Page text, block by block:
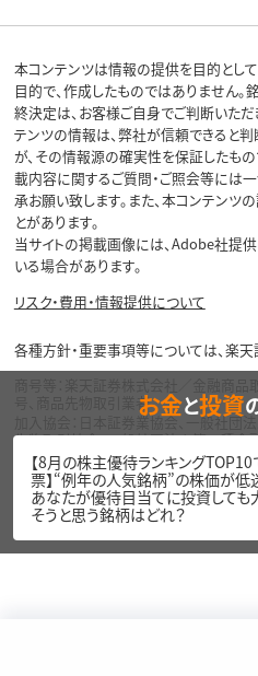
本コンテンツは情報の提供を目的とし
目的で、作成したものではありません
終決定は、お客様ご自身でご判断いただ
テンツの情報は、弊社が信頼できると
が、その情報源の確実性を保証したも
載内容に関するご質問・ご照会等には
承お願い致します。また、本コンテンツ
とがあります。
当サイトの掲載画像には、Adobe社提
いる場合があります。
リスク・費用・情報提供について
各種方針・重要事項等については、楽天
商号等：楽天証券株式会社／金融商
号、商品先物取引業者
加入協会：日本証券業協会、一般社団
先物取引協会、一般社団法人第二種金
産運用業協会
Copyright©
1999-2026 Rakuten Securities, Inc. All
お金と投資
【8月の株主優待ランキングTOP10
票】“例年の人気銘柄”の株価が
あなたが優待目当てに投資しても
そうと思う銘柄はどれ？